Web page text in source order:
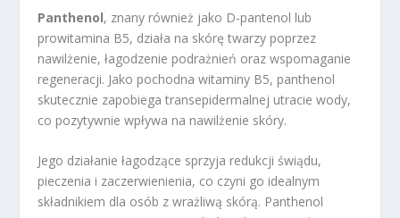
Panthenol, znany również jako D-pantenol lub
prowitamina B5, działa na skórę twarzy poprzez
nawilżenie, łagodzenie podrażnień oraz wspomaganie
regeneracji. Jako pochodna witaminy B5, panthenol
skutecznie zapobiega transepidermalnej utracie wody,
co pozytywnie wpływa na nawilżenie skóry.
Jego działanie łagodzące sprzyja redukcji świądu,
pieczenia i zaczerwienienia, co czyni go idealnym
składnikiem dla osób z wrażliwą skórą. Panthenol